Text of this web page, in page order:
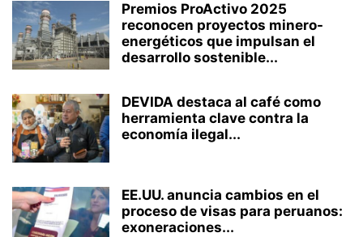
Premios ProActivo 2025
reconocen proyectos minero-
energéticos que impulsan el
desarrollo sostenible...
DEVIDA destaca al café como
herramienta clave contra la
economía ilegal...
EE.UU. anuncia cambios en el
proceso de visas para peruanos:
exoneraciones...